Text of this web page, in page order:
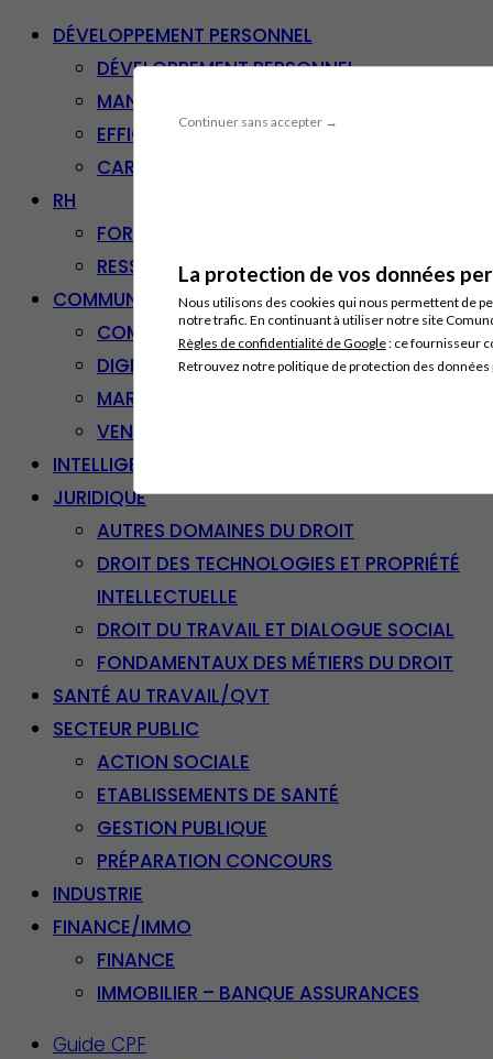
Continuer sans accepter →
La protection de vos données
Nous utilisons des cookies qui nous permettent de
notre trafic. En continuant à utiliser notre site
Règles de confidentialité de Google: ce fournisseur
Retrouvez notre politique de protection des
DÉVELOPPEMENT PERSONNEL
DÉVELOPPEMENT PERSONNEL
MANAGEMENT
EFFICACITÉ PROFESSIONNELLE
CARRIÈRE & RECONVERSION
RH
FORMATION PROFESSIONNELLE
RESSOURCES HUMAINES
COMMUNICATION/DIGITAL
COMMUNICATION
DIGITAL
MARKETING
VENTE – RELATION CLIENT
INTELLIGENCE ARTIFICIELLE
JURIDIQUE
AUTRES DOMAINES DU DROIT
DROIT DES TECHNOLOGIES ET PROPRIÉTÉ
INTELLECTUELLE
DROIT DU TRAVAIL ET DIALOGUE SOCIAL
FONDAMENTAUX DES MÉTIERS DU DROIT
SANTÉ AU TRAVAIL/QVT
SECTEUR PUBLIC
ACTION SOCIALE
ETABLISSEMENTS DE SANTÉ
GESTION PUBLIQUE
PRÉPARATION CONCOURS
INDUSTRIE
FINANCE/IMMO
FINANCE
IMMOBILIER – BANQUE ASSURANCES
Guide CPF